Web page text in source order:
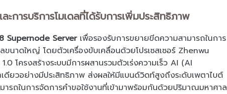
การบริการโมเดลที่ได้รับการเพิ่มประสิทธิภาพ
Supernode Serverเพื่อรองรับการขยายขีดความสามารถในการ
นาดใหญ่ โดยตัวเครื่องขับเคลื่อนด้วยโปรเซสเซอร์ Zhenwu
โครงสร้างระบบมีการผสานรวมตัวเร่งความเร็ว AI (AI
ดียวอย่างมีประสิทธิภาพ ส่งผลให้มีแบนด์วิดท์สูงถึงระดับเพตาไบต์
รถในการจัดการคำขอใช้งานที่เข้ามาพร้อมกันด้วยปริมาณมหาศาล